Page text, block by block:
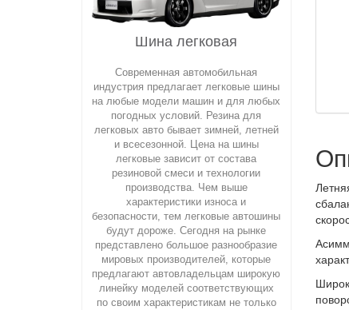
Шина легковая
Современная автомобильная
индустрия предлагает легковые шины
на любые модели машин и для любых
погодных условий. Резина для
легковых авто бывает зимней, летней
и всесезонной. Цена на шины
легковые зависит от состава
резиновой смеси и технологии
производства. Чем выше
характеристики износа и
безопасности, тем легковые автошины
будут дороже. Сегодня на рынке
представлено большое разнообразие
мировых производителей, которые
предлагают автовладельцам широкую
линейку моделей соответствующих
по своим характеристикам не только